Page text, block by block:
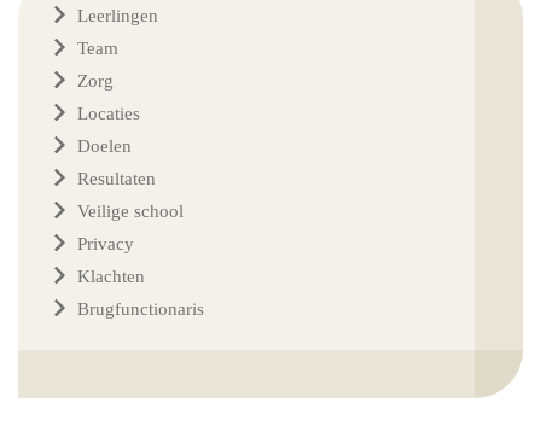
Leerlingen
Team
Zorg
Locaties
Doelen
Resultaten
Veilige school
Privacy
Klachten
Brugfunctionaris